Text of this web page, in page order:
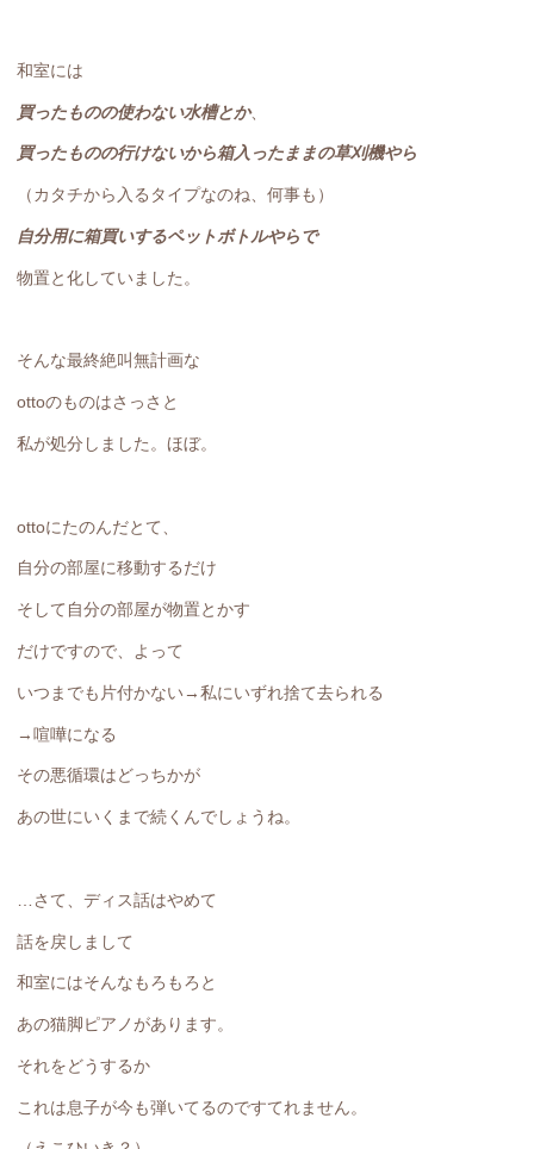
和室には
買ったものの使わない水槽とか、
買ったものの行けないから箱入ったままの草刈機やら
（カタチから入るタイプなのね、何事も）
自分用に箱買いするペットボトルやらで
物置と化していました。
そんな最終絶叫無計画な
ottoのものはさっさと
私が処分しました。ほぼ。
ottoにたのんだとて、
自分の部屋に移動するだけ
そして自分の部屋が物置とかす
だけですので、よって
いつまでも片付かない→私にいずれ捨て去られる
→喧嘩になる
その悪循環はどっちかが
あの世にいくまで続くんでしょうね。
…さて、ディス話はやめて
話を戻しまして
和室にはそんなもろもろと
あの猫脚ピアノがあります。
それをどうするか
これは息子が今も弾いてるのですてれません。